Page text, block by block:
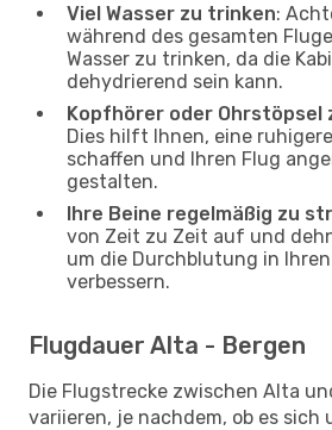
Viel Wasser zu trinken:
während des gesamten
Wasser zu trinken, da die
dehydrierend sein kann.
Kopfhörer oder Ohrstöpsel
Dies hilft Ihnen, eine
schaffen und Ihren Flug
gestalten.
Ihre Beine regelmäßig zu
von Zeit zu Zeit auf und
um die Durchblutung in
verbessern.
Flugdauer Alta - Bergen
Die Flugstrecke zwischen Alta
variieren, je nachdem, ob es sich